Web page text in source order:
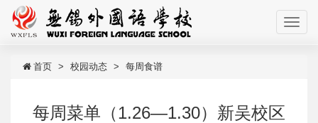
首页 校园动态 每周食谱
每周菜单（1.26—1.30）新吴校区